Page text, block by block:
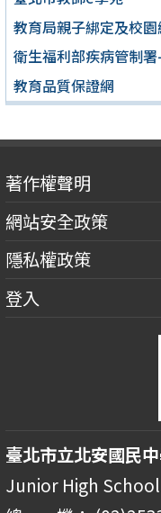
教育局親子綁定及校
衛生福利部疾病管制
教育品質保證網
著作權聲明
網站安全政策
隱私權政策
登入
臺北市立北安國民
Junior High School